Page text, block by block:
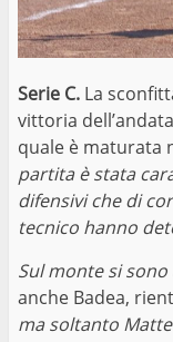
Serie C. La
vittoria
quale è maturata
partita è stata
difensivi che di
tecnico hanno
Sul monte si
anche Badea,
ma soltanto